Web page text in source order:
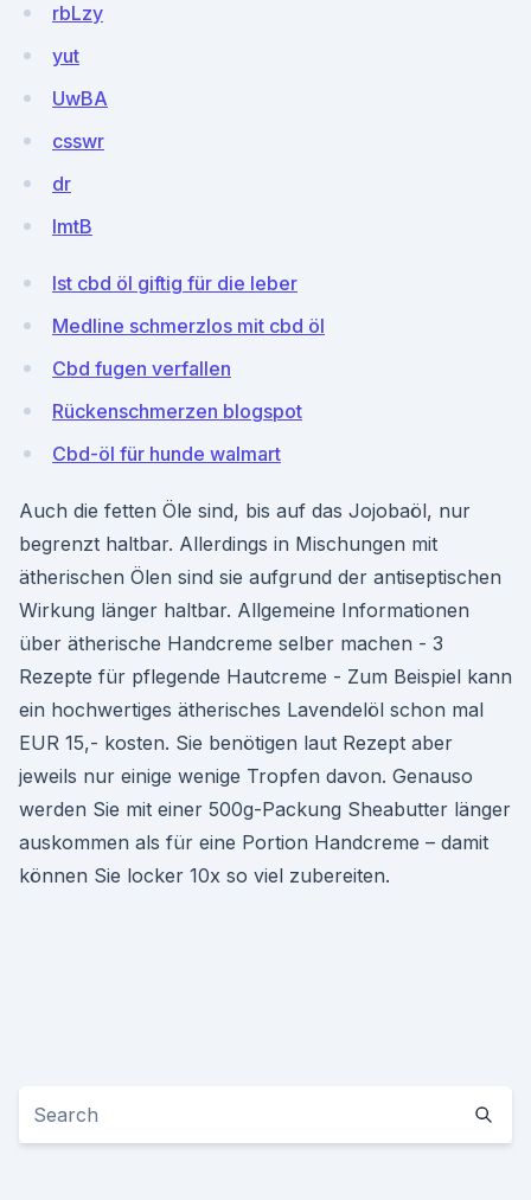
rbLzy
yut
UwBA
csswr
dr
lmtB
Ist cbd öl giftig für die leber
Medline schmerzlos mit cbd öl
Cbd fugen verfallen
Rückenschmerzen blogspot
Cbd-öl für hunde walmart
Auch die fetten Öle sind, bis auf das Jojobaöl, nur
begrenzt haltbar. Allerdings in Mischungen mit
ätherischen Ölen sind sie aufgrund der antiseptischen
Wirkung länger haltbar. Allgemeine Informationen
über ätherische Handcreme selber machen - 3
Rezepte für pflegende Hautcreme - Zum Beispiel kann
ein hochwertiges ätherisches Lavendelöl schon mal
EUR 15,- kosten. Sie benötigen laut Rezept aber
jeweils nur einige wenige Tropfen davon. Genauso
werden Sie mit einer 500g-Packung Sheabutter länger
auskommen als für eine Portion Handcreme – damit
können Sie locker 10x so viel zubereiten.